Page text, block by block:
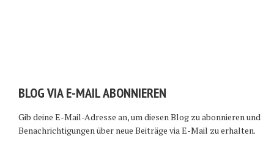
BLOG VIA E-MAIL ABONNIEREN
Gib deine E-Mail-Adresse an, um diesen Blog zu abonnieren und
Benachrichtigungen über neue Beiträge via E-Mail zu erhalten.